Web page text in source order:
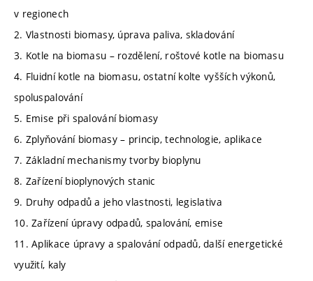
v regionech
2. Vlastnosti biomasy, úprava paliva, skladování
3. Kotle na biomasu – rozdělení, roštové kotle na biomasu
4. Fluidní kotle na biomasu, ostatní kolte vyšších výkonů,
spoluspalování
5. Emise při spalování biomasy
6. Zplyňování biomasy – princip, technologie, aplikace
7. Základní mechanismy tvorby bioplynu
8. Zařízení bioplynových stanic
9. Druhy odpadů a jeho vlastnosti, legislativa
10. Zařízení úpravy odpadů, spalování, emise
11. Aplikace úpravy a spalování odpadů, další energetické
využití, kaly